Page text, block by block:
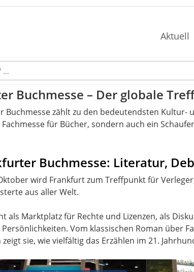
Aktuell
Buchmesse – Der globale
Buchmesse zählt zu den bedeutendsten
für Bücher, sondern auch ein
Buchmesse: Literatur,
wird Frankfurt zum Treffpunkt für
aus aller Welt.
als Marktplatz für Rechte und Lizenzen, als
Vom klassischen Roman über
sie, wie vielfältig das Erzählen im 21.
nicht mehr loslässt - Neuerscheinungen 2025